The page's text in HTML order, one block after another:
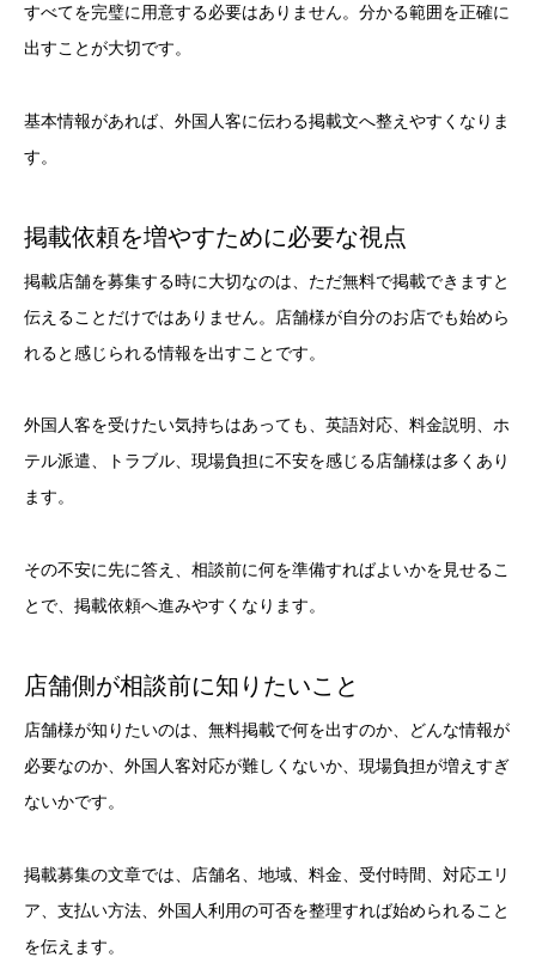
すべてを完璧に用意する必要はありません。分かる範囲を正確に
出すことが大切です。
基本情報があれば、外国人客に伝わる掲載文へ整えやすくなりま
す。
掲載依頼を増やすために必要な視点
掲載店舗を募集する時に大切なのは、ただ無料で掲載できますと
伝えることだけではありません。店舗様が自分のお店でも始めら
れると感じられる情報を出すことです。
外国人客を受けたい気持ちはあっても、英語対応、料金説明、ホ
テル派遣、トラブル、現場負担に不安を感じる店舗様は多くあり
ます。
その不安に先に答え、相談前に何を準備すればよいかを見せるこ
とで、掲載依頼へ進みやすくなります。
店舗側が相談前に知りたいこと
店舗様が知りたいのは、無料掲載で何を出すのか、どんな情報が
必要なのか、外国人客対応が難しくないか、現場負担が増えすぎ
ないかです。
掲載募集の文章では、店舗名、地域、料金、受付時間、対応エリ
ア、支払い方法、外国人利用の可否を整理すれば始められること
を伝えます。